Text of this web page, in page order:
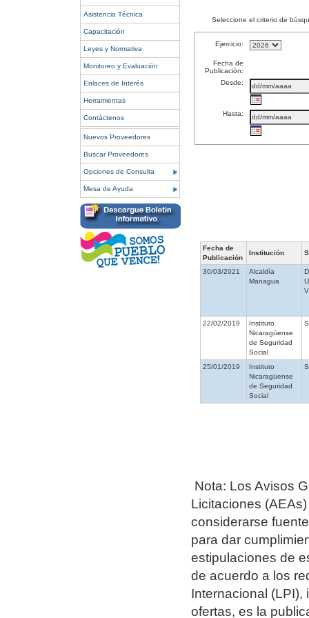
Asistencia Técnica
Capacitación
Leyes y Normativa
Monitoreo y Evaluación
Enlaces de Interés
Herramientas
Contáctenos
Nuevos Proveedores
Buscar Proveedores
Opciones de Consulta
Mesa de Ayuda
Seleccione el criterio de
Ejercicio:
Fecha de
Publicación:
Desde:
Hasta:
Fecha de
Publicación
Institución
30/03/2021
Alcaldía
Managua
22/02/2019
Instituto
Nicaragüense
de Seguridad
Social
25/01/2019
Instituto
Nicaragüense
de Seguridad
Social
Nota: Los Avisos
Licitaciones
considerarse
para dar
estipulaciones de
de acuerdo a los
Internacional
ofertas, es la